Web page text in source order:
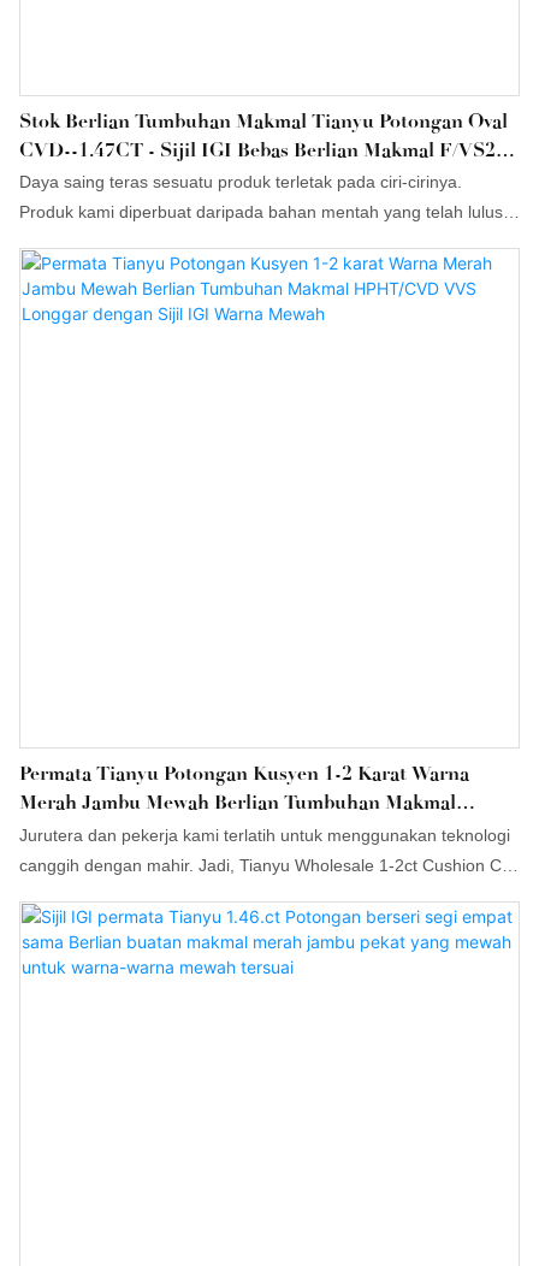
Stok Berlian Tumbuhan Makmal Tianyu Potongan Oval
CVD--1.47CT - Sijil IGI Bebas Berlian Makmal F/VS2
Dalam Stok
Daya saing teras sesuatu produk terletak pada ciri-cirinya.
Produk kami diperbuat daripada bahan mentah yang telah lulus
ini diperbuat daripada pelbagai kelebihan unggul yang lain. Selain
itu, reka bentuk penampilannya sangat dititikberatkan kerana ia
Permata Tianyu Potongan Kusyen 1-2 Karat Warna
Merah Jambu Mewah Berlian Tumbuhan Makmal
HPHT/CVD VVS Longgar Dengan Sijil IGI Warna
Mewah
Jurutera dan pekerja kami terlatih untuk menggunakan teknologi
canggih dengan mahir. Jadi, Tianyu Wholesale 1-2ct Cushion Cut
dengan Sijil IGI boleh direka khas untuk memenuhi keperluan
yang pelbagai. Pada masa ini, ia biasanya digunakan dalam